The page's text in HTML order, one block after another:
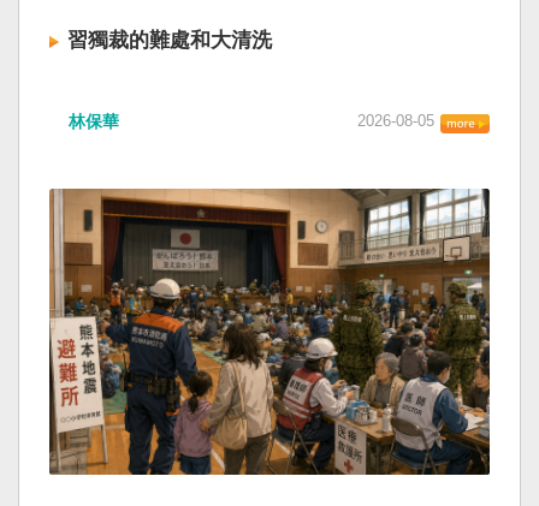
習獨裁的難處和大清洗
林保華 2026-08-05